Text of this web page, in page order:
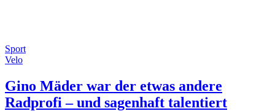
Sport
Velo
Gino Mäder war der etwas andere
Radprofi – und sagenhaft talentiert